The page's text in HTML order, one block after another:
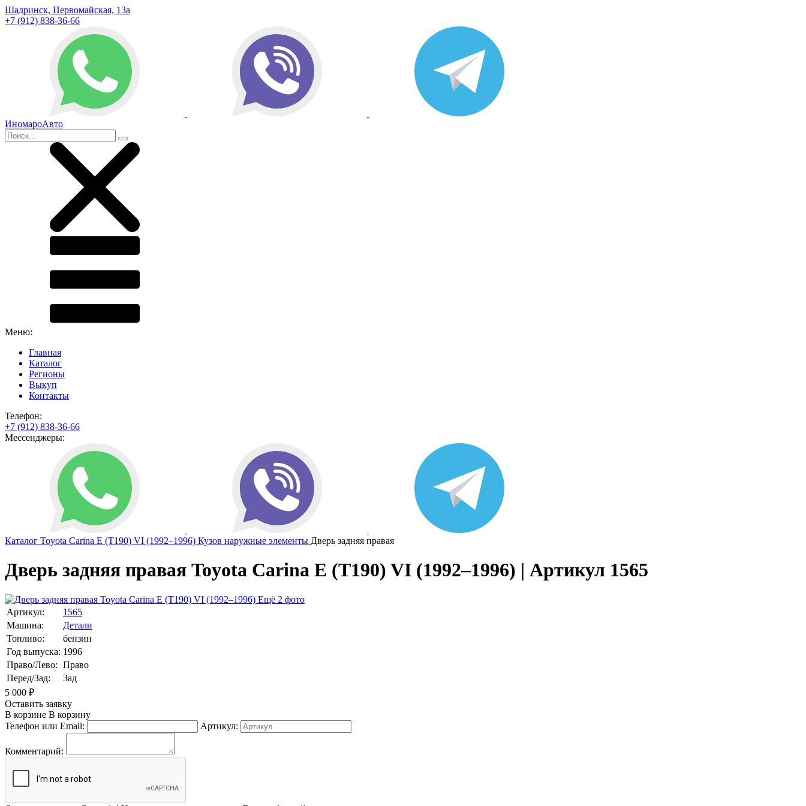
Шадринск, Первомайская, 13а
+7 (912) 838-36-66
ИномароАвто
Меню:
Главная
Каталог
Регионы
Выкуп
Контакты
Телефон:
+7 (912) 838-36-66
Мессенджеры:
Каталог Toyota Carina E (T190) VI (1992–1996) Кузов наружные элементы Дверь задняя правая
Дверь задняя правая Toyota Carina E (T190) VI (1992–1996) | Артикул 1565
Ещё 2 фото
Артикул:
1565
Машина:
Детали
Топливо:
бензин
Год выпуска: 1996
Право/Лево: Право
Перед/Зад:
Зад
5 000 ₽
Оставить заявку
В корзине В корзину
Телефон или Email:
Артикул:
Комментарий: